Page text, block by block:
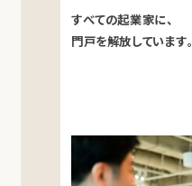
すべての起業家に、
門戸を解放しています。